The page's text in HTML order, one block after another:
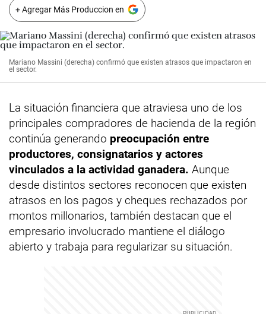
+ Agregar Más Produccion en
Mariano Massini (derecha) confirmó que existen atrasos que impactaron en
el sector.
La situación financiera que atraviesa uno de los
principales compradores de hacienda de la región
continúa generando preocupación entre
productores, consignatarios y actores
vinculados a la actividad ganadera. Aunque
desde distintos sectores reconocen que existen
atrasos en los pagos y cheques rechazados por
montos millonarios, también destacan que el
empresario involucrado mantiene el diálogo
abierto y trabaja para regularizar su situación.